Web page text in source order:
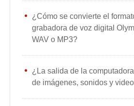
¿Cómo se convierte el
grabadora de voz digital
WAV o MP3?
¿La salida de la
de imágenes, sonidos y